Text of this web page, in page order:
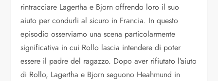
rintracciare Lagertha e Bjorn offrendo loro il suo
aiuto per condurli al sicuro in Francia. In questo
episodio osserviamo una scena particolarmente
significativa in cui Rollo lascia intendere di poter
essere il padre del ragazzo. Dopo aver rifiutato l’aiuto
di Rollo, Lagertha e Bjorn seguono Heahmund in